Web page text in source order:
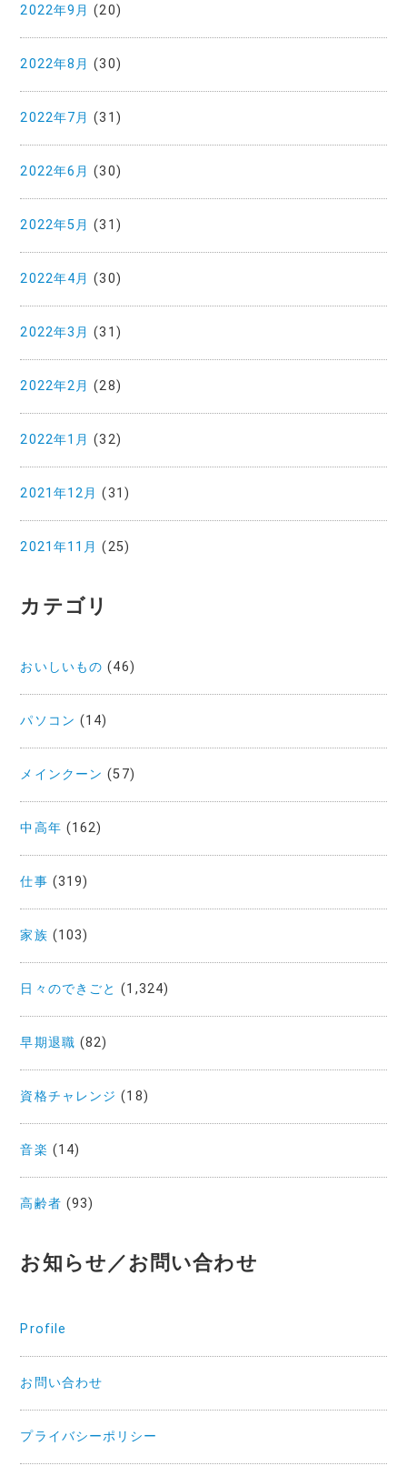
2022年9月 (20)
2022年8月 (30)
2022年7月 (31)
2022年6月 (30)
2022年5月 (31)
2022年4月 (30)
2022年3月 (31)
2022年2月 (28)
2022年1月 (32)
2021年12月 (31)
2021年11月 (25)
カテゴリ
おいしいもの (46)
パソコン (14)
メインクーン (57)
中高年 (162)
仕事 (319)
家族 (103)
日々のできごと (1,324)
早期退職 (82)
資格チャレンジ (18)
音楽 (14)
高齢者 (93)
お知らせ／お問い合わせ
Profile
お問い合わせ
プライバシーポリシー